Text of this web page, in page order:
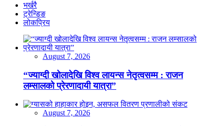
भर्खरै
ट्रेन्डिङ
लोकप्रिय
August 7, 2026
“ज्याग्दी खोलादेखि विश्व लायन्स नेतृत्वसम्म : राजन
लम्सालको प्रेरणादायी यात्रा”
August 7, 2026